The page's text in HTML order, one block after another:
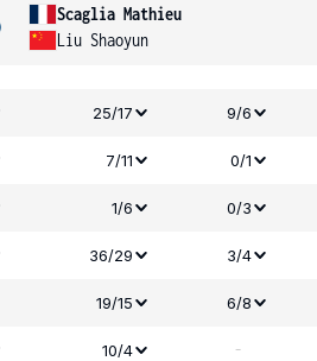
Scaglia Mathieu
Liu Shaoyun
25/17 9/6
7/11 0/1
1/6 0/3
36/29 3/4
19/15 6/8
10/4 -